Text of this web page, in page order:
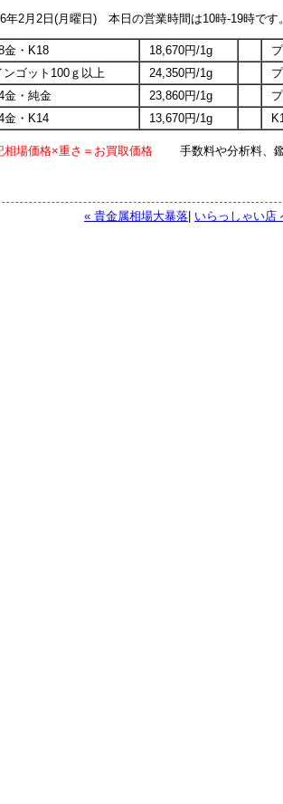
年2月2日(月曜日) 本日の営業時間は10時-19時です。
金・K18 18,670円/1g
ンゴット100ｇ以上
24,350円/1g
金・純金
23,860円/1g
金・K14
13,670円/1g
相場価格×重さ＝お買取価格 手数料や分析料、鑑
« 貴金属相場大暴落 いらっしゃい店